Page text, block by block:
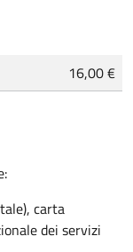
16,00 €
carta
dei servizi